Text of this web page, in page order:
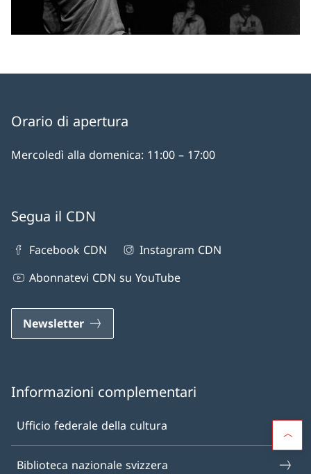
Orario di apertura
Mercoledì alla domenica: 11:00 – 17:00
Segua il CDN
Facebook CDN
Instagram CDN
Abonnatevi CDN su YouTube
Newsletter
Informazioni complementari
Ufficio federale della cultura
Biblioteca nazionale svizzera